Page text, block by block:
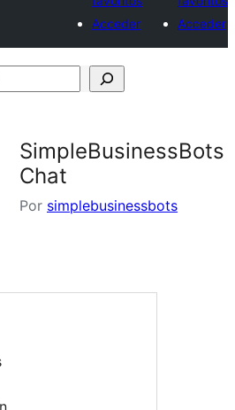
Acceder
Acceder
SimpleBusinessBots
Chat
Por simplebusinessbots